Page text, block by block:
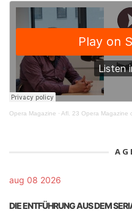
Opera Magazine · Afl. 23 Opera Magazine
aug 08 2026
DIE ENTFÜHRUNG AUS DEM